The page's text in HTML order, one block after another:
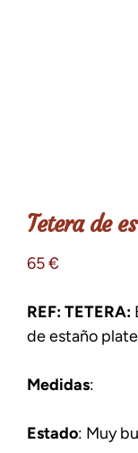
Tetera de
65€
REF: TETERA:
de estaño
Medidas:
Estado: Muy